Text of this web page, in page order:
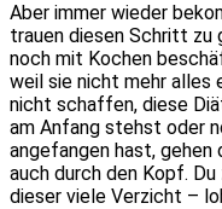
Aber immer wieder
trauen diesen Schritt zu
noch mit Kochen
weil sie nicht mehr alles
nicht schaffen, diese
am Anfang stehst oder
angefangen hast, gehen
auch durch den Kopf.
dieser viele Verzicht –